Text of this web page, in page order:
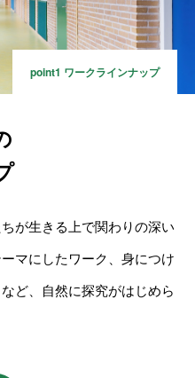
point1 ワークラインナップ
が生きる上で関わりの深い
マにしたワーク、身につけ
ど、自然に探究がはじめら